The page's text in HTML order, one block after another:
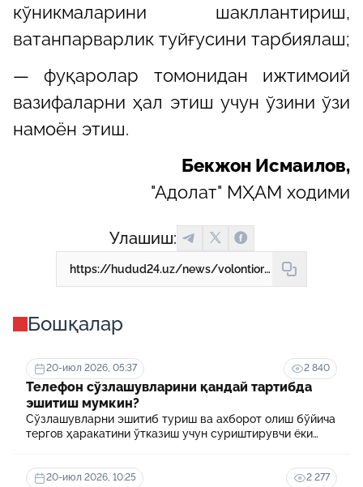
кўникмаларини шакллантириш,
ватанпарварлик туйғусини тарбиялаш;
— фуқаролар томонидан ижтимоий
вазифаларни ҳал этиш учун ўзини ўзи
намоён этиш.
Бекжон Исмаилов,
"Адолат" МҲАМ ходими
Улашиш:
https://hudud24.uz/news/volontiorlik-faoliiati-kandai-maksadlarda-tashkil-etiladi
Бошқалар
20-июл 2026, 05:37 2 840
Телефон сўзлашувларини қандай тартибда
эшитиш мумкин?
Сўзлашувларни эшитиб туриш ва ахборот олиш бўйича
тергов ҳаракатини ўтказиш учун суриштирувчи ёки
20-июл 2026, 10:25 2 277